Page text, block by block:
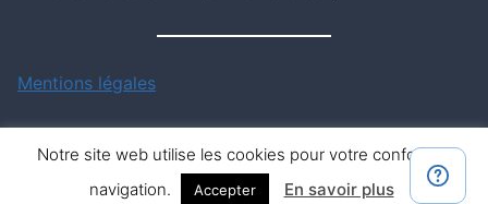
Mentions légales
Notre site web utilise les cookies pour votre confort de
navigation.
Accepter En savoir plus